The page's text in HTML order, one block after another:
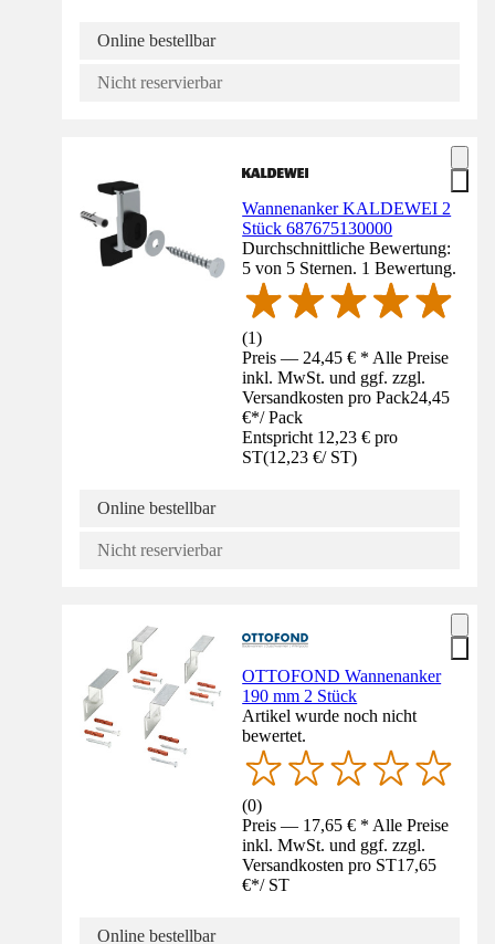
Online bestellbar
Nicht reservierbar
Wannenanker KALDEWEI 2
Stück 687675130000
Durchschnittliche Bewertung:
5 von 5 Sternen. 1 Bewertung.
(1)
Preis — 24,45 € * Alle Preise
inkl. MwSt. und ggf. zzgl.
Versandkosten pro Pack24,45
€*/ Pack
Entspricht 12,23 € pro
ST(12,23 €/ ST)
Online bestellbar
Nicht reservierbar
OTTOFOND Wannenanker
190 mm 2 Stück
Artikel wurde noch nicht
bewertet.
(0)
Preis — 17,65 € * Alle Preise
inkl. MwSt. und ggf. zzgl.
Versandkosten pro ST17,65
€*/ ST
Online bestellbar